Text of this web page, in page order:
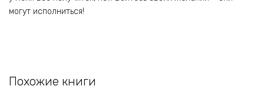
могут исполниться!
Похожие книги